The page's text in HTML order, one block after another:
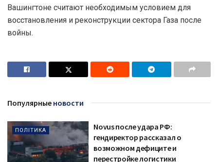
Вашингтоне считают необходимым условием для
восстановления и реконструкции сектора Газа после
войны.
Популярные новости
ПОЛІТИКА
Novus после удара РФ:
гендиректор рассказал о
возможном дефиците и
перестройке логистики